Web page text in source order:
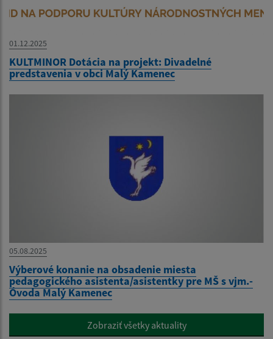
01.12.2025
KULTMINOR Dotácia na projekt: Divadelné
predstavenia v obci Malý Kamenec
05.08.2025
Výberové konanie na obsadenie miesta
pedagogického asistenta/asistentky pre MŠ s vjm.-
Óvoda Malý Kamenec
Zobraziť všetky aktuality